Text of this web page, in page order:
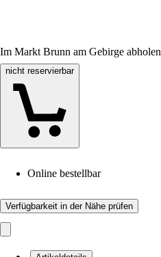
Im Markt Brunn am Gebirge abholen
nicht reservierbar
Online bestellbar
Verfügbarkeit in der Nähe prüfen